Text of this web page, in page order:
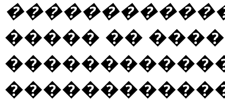
����� ��